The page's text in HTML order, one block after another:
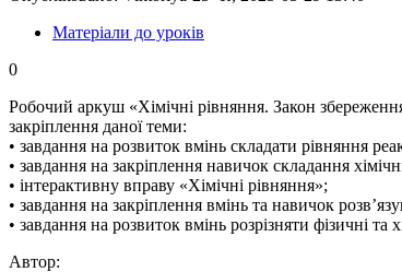
Матеріали до уроків
0
Робочий аркуш «Хімічні рівняння. Закон
закріплення даної теми:
• завдання на розвиток вмінь складати рівняння
• завдання на закріплення навичок складання
• інтерактивну вправу «Хімічні рівняння»;
• завдання на закріплення вмінь та навичок
• завдання на розвиток вмінь розрізняти фізичні та
Автор: